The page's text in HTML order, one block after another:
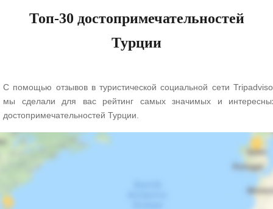
Топ-30 достопримечательностей
Турции
С помощью отзывов в туристической социальной сети
мы сделали для вас рейтинг самых значимых и
достопримечательностей Турции.